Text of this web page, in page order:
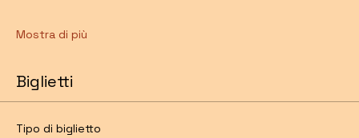
Mostra di più
Biglietti
Tipo di biglietto